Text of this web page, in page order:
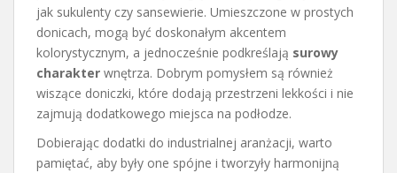
jak sukulenty czy sansewierie. Umieszczone w prostych
donicach, mogą być doskonałym akcentem
kolorystycznym, a jednocześnie podkreślają surowy
charakter wnętrza. Dobrym pomysłem są również
wiszące doniczki, które dodają przestrzeni lekkości i nie
zajmują dodatkowego miejsca na podłodze.
Dobierając dodatki do industrialnej aranżacji, warto
pamiętać, aby były one spójne i tworzyły harmonijną